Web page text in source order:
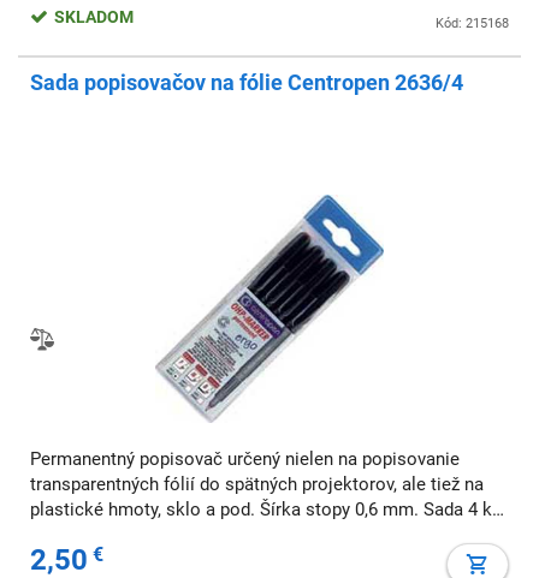
Kód: 215168
SKLADOM
Sada popisovačov na fólie Centropen 2636/4
Permanentný popisovač určený nielen na popisovanie
transparentných fólií do spätných projektorov, ale tiež na
plastické hmoty, sklo a pod. Šírka stopy 0,6 mm. Sada 4 ks.
2,50 €